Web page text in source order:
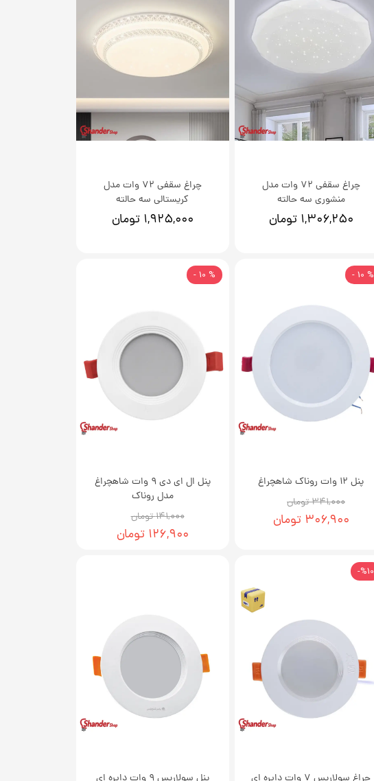
چراغ سقفی 72 وات مدل
منشوری سه حالته
۱,۳۰۶,۲۵۰ تومان
چراغ سقفی 72 وات مدل
کریستالی سه حالته
۱,۹۲۵,۰۰۰ تومان
پنل 12 وات روناک شاهچراغ
۳۴۱,۰۰۰ تومان
۳۰۶,۹۰۰ تومان
% 10 -
پنل ال ای دی 9 وات شاهچراغ
مدل روناک
۱۴۱,۰۰۰ تومان
۱۲۶,۹۰۰ تومان
% 10 -
%10-